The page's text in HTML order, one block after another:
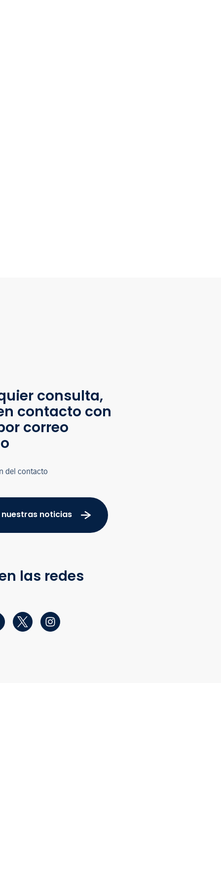
consulta,
contacto con
correo
del contacto
noticias
las redes